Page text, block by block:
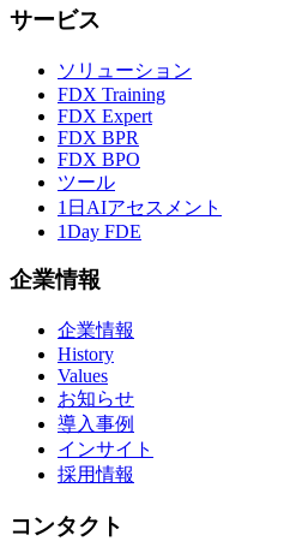
サービス
ソリューション
FDX Training
FDX Expert
FDX BPR
FDX BPO
ツール
1日AIアセスメント
1Day FDE
企業情報
企業情報
History
Values
お知らせ
導入事例
インサイト
採用情報
コンタクト